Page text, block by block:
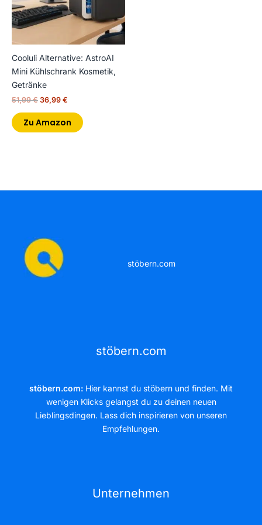
Cooluli Alternative: AstroAI
Mini Kühlschrank Kosmetik,
Getränke
51,99€ 36,99 €
Zu Amazon
stöbern.com
stöbern.com
stöbern.com: Hier kannst du stöbern und finden. Mit
wenigen Klicks gelangst du zu deinen neuen
Lieblingsdingen. Lass dich inspirieren von unseren
Empfehlungen.
Unternehmen